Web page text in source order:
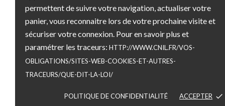
permettent de suivre votre navigation, actualiser votre
panier, vous reconnaitre lors de votre prochaine visite et
sécuriser votre connexion. Pour en savoir plus et
paramétrer les traceurs: HTTP://WWW.CNIL.FR/VOS-
OBLIGATIONS/SITES-WEB-COOKIES-ET-AUTRES-
TRACEURS/QUE-DIT-LA-LOI/
POLITIQUE DE CONFIDENTIALITÉ ACCEPTER done